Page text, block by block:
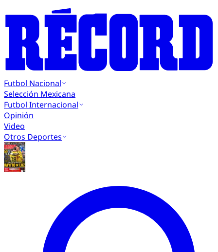
Futbol Nacional
Selección Mexicana
Futbol Internacional
Opinión
Video
Otros Deportes